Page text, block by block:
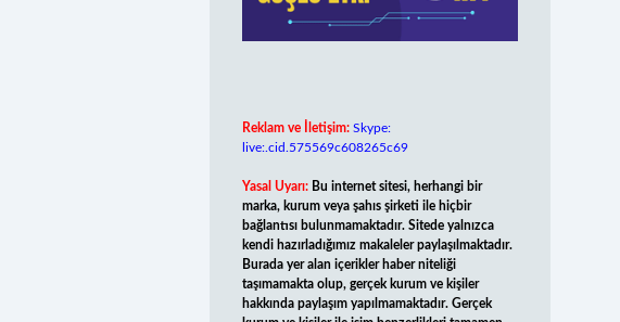
Reklam ve İletişim: Skype:
live:.cid.575569c608265c69
Yasal Uyarı: Bu internet sitesi, herhangi bir
marka, kurum veya şahıs şirketi ile hiçbir
bağlantısı bulunmamaktadır. Sitede yalnızca
kendi hazırladığımız makaleler paylaşılmaktadır.
Burada yer alan içerikler haber niteliği
taşımamakta olup, gerçek kurum ve kişiler
hakkında paylaşım yapılmamaktadır. Gerçek